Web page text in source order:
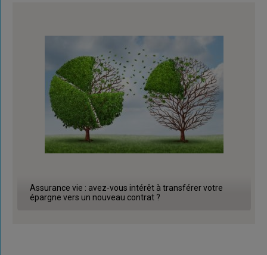
Assurance vie : avez-vous intérêt à transférer votre
épargne vers un nouveau contrat ?